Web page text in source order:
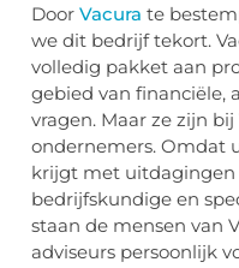
Door Vacura te
we dit bedrijf tekort.
volledig pakket aan
gebied van financiële,
vragen. Maar ze zijn
ondernemers. Omdat
krijgt met uitdagingen
bedrijfskundige en
staan de mensen van
adviseurs persoonlijk